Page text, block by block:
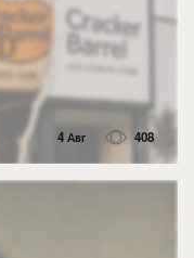
4 Авг 408